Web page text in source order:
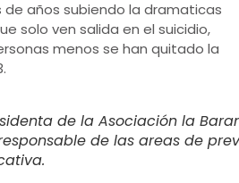
de años subiendo la dramaticas
solo ven salida en el suicidio,
menos se han quitado la
de la Asociación la
de las areas de